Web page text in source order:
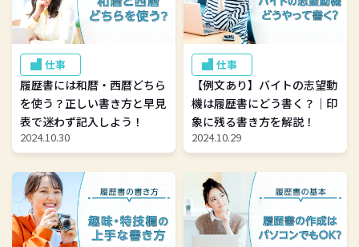
仕事
履歴書には和暦・西暦どちら
を使う？正しい書き方と早見
表で迷わず記入しよう！
2024.10.30
仕事
【例文あり】バイトの志望動
機は履歴書にどう書く？｜印
象に残る書き方を解説！
2024.10.29